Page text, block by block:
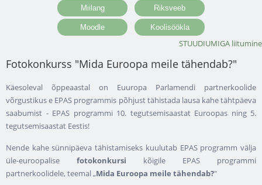
STUUDIUMIGA liitumine
Fotokonkurss "Mida Euroopa meile tähendab?"
Käesoleval õppeaastal on Euuropa Parlamendi partnerkoolide
võrgustikus e EPAS programmis põhjust tähistada lausa kahe tähtpäeva
saabumist - EPAS programmi 10. tegutsemisaastat Euroopas ning 5.
tegutsemisaastat Eestis!
Nende kahe sünnipäeva tähistamiseks kuulutab EPAS programm välja
üle-euroopalise fotokonkursi kõigile EPAS programmi
partnerkoolidele, teemal „Mida Euroopa meile tähendab?"